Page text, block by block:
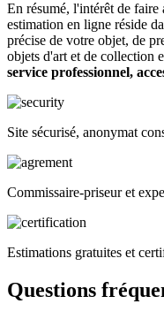
En résumé, l'intérêt de faire
estimation en ligne réside
précise de votre objet, de
objets d'art et de collection
service professionnel,
Site sécurisé, anonymat
Commissaire-priseur et
Estimations gratuites et
Questions